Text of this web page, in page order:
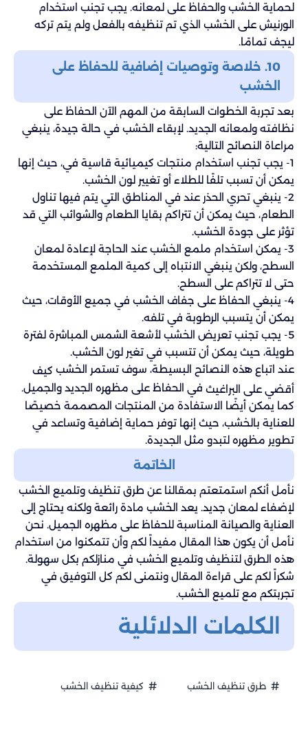
لحماية الخشب والحفاظ على لمعانه. يجب تجنب استخدام
الورنيش على الخشب الذي تم تنظيفه بالفعل ولم يتم تركه
ليجف تمامًا.
10. خلاصة وتوصيات إضافية للحفاظ على
الخشب
بعد تجربة الخطوات السابقة من المهم الآن الحفاظ على
نظافته ولمعانه الجديد. لإبقاء الخشب في حالة جيدة، ينبغي
مراعاة النصائح التالية:
1- يجب تجنب استخدام منتجات كيميائية قاسية في، حيث إنها
يمكن أن تسبب تلفًا للطلاء أو تغيير لون الخشب.
2- ينبغي تحري الحذر عند في المناطق التي يتم فيها تناول
الطعام، حيث يمكن أن تتراكم بقايا الطعام والشوائب التي قد
تؤثر على جودة الخشب.
3- يمكن استخدام ملمع الخشب عند الحاجة لإعادة لمعان
السطح، ولكن ينبغي الانتباه إلى كمية الملمع المستخدمة
حتى لا تتراكم على السطح.
4- ينبغي الحفاظ على جفاف الخشب في جميع الأوقات، حيث
يمكن أن يتسبب الرطوبة في تلفه.
5- يجب تجنب تعريض الخشب لأشعة الشمس المباشرة لفترة
طويلة، حيث يمكن أن تتسبب في تغير لون الخشب.
عند اتباع هذه النصائح البسيطة، سوف تستمر الخشبكيف
أقضي على البراغيثفي الحفاظ على مظهره الجديد والجميل.
كما يمكن أيضًا الاستفادة من المنتجات المصممة خصيصًا
للعناية بالخشب، حيث إنها توفر حماية إضافية وتساعد في
تطوير مظهره لتبدو مثل الجديدة.
الخاتمة
نأمل أنكم استمتعتم بمقالنا عن طرق تنظيف وتلميع الخشب
لإضفاء لمعان جديد. يعد الخشب مادة رائعة ولكنه يحتاج إلى
العناية والصيانة المناسبة للحفاظ على مظهره الجميل. نحن
نأمل أن يكون هذا المقال مفيداً لكم وأن تتمكنوا من استخدام
هذه الطرق لتنظيف وتلميع الخشب في منازلكم بكل سهولة.
شكراً لكم على قراءة المقال ونتمنى لكم كل التوفيق في
تجربتكم مع تلميع الخشب.
الكلمات الدلائلية
طرق تنظيف الخشب كيفية تنظيف الخشب